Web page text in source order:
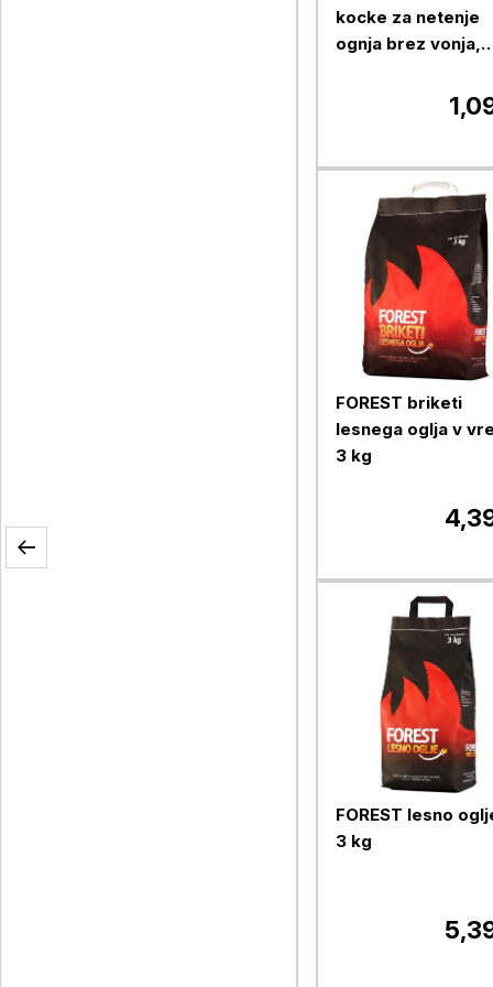
kocke za netenje
ognja brez vonja,
FOREST briketi
lesnega oglja v
3 kg
FOREST lesno
3 kg